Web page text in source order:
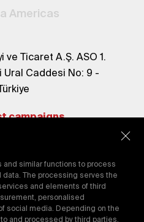
Americas
ve Ticaret A.Ş. ASO 1.
Ural Caddesi No: 9 -
campaigns.
to our
and similar functions to process
The processing serves the
and elements of third
personalised
social media. Depending on the
and processed by third parties.